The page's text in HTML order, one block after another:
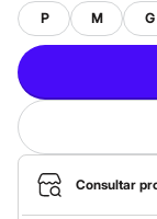
Novidades
Roupas
Blusas e
Básicos
Calças
Casacos e
Jeans
Macacões
Saias
Shorts e
Vestidos
P M G
Consultar